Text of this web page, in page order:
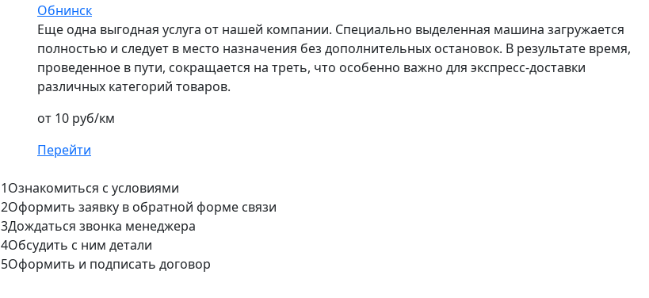
Обнинск
Еще одна выгодная услуга от нашей компании. Специально выделенная машина загружается
полностью и следует в место назначения без дополнительных остановок. В результате время,
проведенное в пути, сокращается на треть, что особенно важно для экспресс-доставки
различных категорий товаров.
от 10 руб/км
Перейти
1Ознакомиться с условиями
2Оформить заявку в обратной форме связи
3Дождаться звонка менеджера
4Обсудить с ним детали
5Оформить и подписать договор